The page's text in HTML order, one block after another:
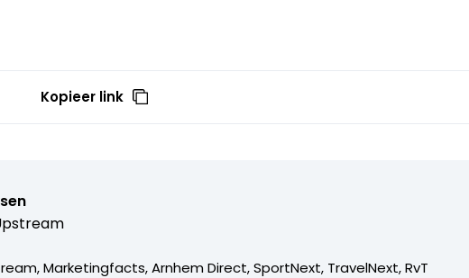
Kopieer link
Marketingfacts, Arnhem Direct, SportNext, TravelNext, RvT